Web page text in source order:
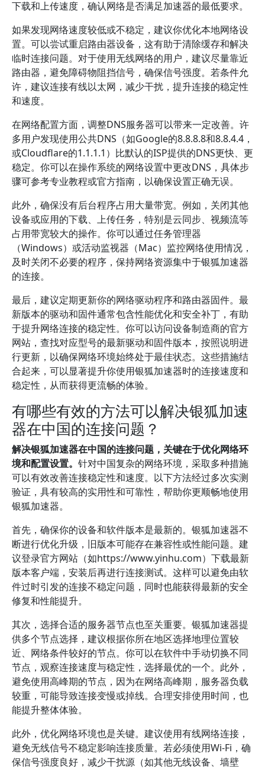
下载和上传速度，确认网络是否满足加速器的最低要求。
如果发现网络速度较低或不稳定，建议你优化本地网络设
置。可以尝试重启路由器设备，这有助于清除缓存和解决
临时连接问题。对于使用无线网络的用户，建议尽量靠近
路由器，避免障碍物阻挡信号，确保信号强度。若条件允
许，建议连接有线以太网，减少干扰，提升连接的稳定性
和速度。
在网络配置方面，调整DNS服务器可以带来一定改善。许
多用户发现使用公共DNS（如Google的8.8.8.8和8.8.4.4，
或Cloudflare的1.1.1.1）比默认的ISP提供的DNS更快、更
稳定。你可以在操作系统的网络设置中更改DNS，具体步
骤可参考专业教程或官方指南，以确保设置正确无误。
此外，确保没有后台程序占用大量带宽。例如，关闭其他
设备或应用的下载、上传任务，特别是云同步、视频流等
占用带宽较大的操作。你可以通过任务管理器
（Windows）或活动监视器（Mac）监控网络使用情况，
及时关闭不必要的程序，保持网络资源集中于银狐加速器
的连接。
最后，建议定期更新你的网络驱动程序和路由器固件。最
新版本的驱动和固件通常包含性能优化和安全补丁，有助
于提升网络连接的稳定性。你可以访问设备制造商的官方
网站，查找对应型号的最新驱动和固件版本，按照说明进
行更新，以确保网络环境始终处于最佳状态。这些措施结
合起来，可以显著提升你使用银狐加速器时的连接速度和
稳定性，从而获得更流畅的体验。
有哪些有效的方法可以解决银狐加速
器在中国的连接问题？
解决银狐加速器在中国的连接问题，关键在于优化网络环
境和配置设置。 针对中国复杂的网络环境，采取多种措施
可以有效改善连接稳定性和速度。以下方法经过多次实测
验证，具有较高的实用性和可靠性，帮助你更顺畅地使用
银狐加速器。
首先，确保你的设备和软件版本是最新的。银狐加速器不
断进行优化升级，旧版本可能存在兼容性或性能问题。建
议登录官方网站（如https://www.yinhu.com）下载最新
版本客户端，安装后再进行连接测试。这样可以避免由软
件过时引发的连接不稳定问题，同时也能获得最新的安全
修复和性能提升。
其次，选择合适的服务器节点也至关重要。银狐加速器提
供多个节点选择，建议根据你所在地区选择地理位置较
近、网络条件较好的节点。你可以在软件中手动切换不同
节点，观察连接速度与稳定性，选择最优的一个。此外，
避免使用高峰期的节点，因为在网络高峰期，服务器负载
较重，可能导致连接变慢或掉线。合理安排使用时间，也
能提升整体体验。
此外，优化网络环境也是关键。建议使用有线网络连接，
避免无线信号不稳定影响连接质量。若必须使用Wi-Fi，确
保信号强度良好，减少干扰源（如其他无线设备、墙壁